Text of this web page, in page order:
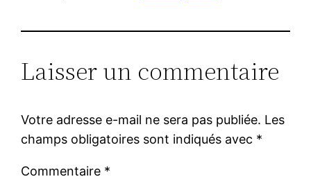
Laisser un commentaire
Votre adresse e-mail ne sera pas publiée. Les
champs obligatoires sont indiqués avec *
Commentaire *